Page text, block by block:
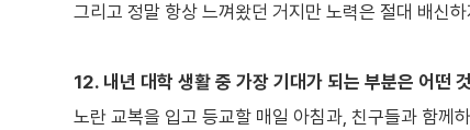
그리고 정말 항상 느껴왔던 거지만 노력은 절대 배신
12. 내년 대학 생활 중 가장 기대가 되는 부분은 어떤
노란 교복을 입고 등교할 매일 아침과, 친구들과 함께